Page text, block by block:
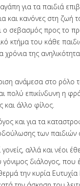
για τα παιδιά
και κανόνες στη ζωή
ο σεβασμός προς το
κτήμα του κάθε
της
ανάμεσα στο ρόλο
πολύ επικίνδυνη η
και άλλο φίλος.
και για τα
των παιδιών
γονείς, αλλά και νέοι
διάλογος, που
την κυρία Ευτυχία